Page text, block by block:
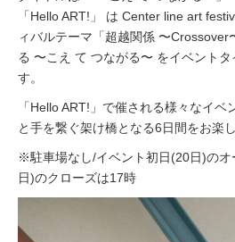
「Hello ART!」 は Center line art
ィバルテーマ「超越関係 〜Crossover
る 〜こえ て つながる〜 をイベント
す。
「Hello ART!」で催される様々なイ
と手を繋ぐ架け橋となる6日間をお楽
※駐車場なし/イベント初日(20日)の
日)のクローズは17時